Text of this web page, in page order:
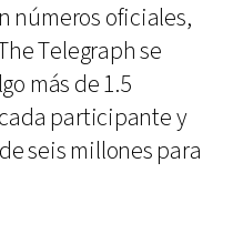
números oficiales,
Telegraph se
más de 1.5
participante y
seis millones para